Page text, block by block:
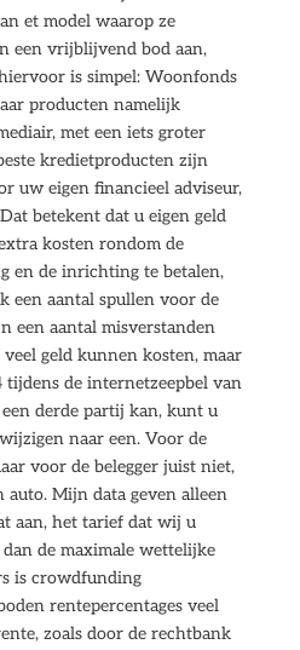
et model waarop ze
een vrijblijvend bod aan,
is simpel: Woonfonds
producten namelijk
met een iets groter
kredietproducten zijn
uw eigen financieel adviseur,
betekent dat u eigen geld
kosten rondom de
en de inrichting te betalen,
een aantal spullen voor de
een aantal misverstanden
geld kunnen kosten, maar
tijdens de internetzeepbel van
derde partij kan, kunt u
naar een. Voor de
voor de belegger juist niet,
auto. Mijn data geven alleen
aan, het tarief dat wij u
de maximale wettelijke
is crowdfunding
rentepercentages veel
zoals door de rechtbank